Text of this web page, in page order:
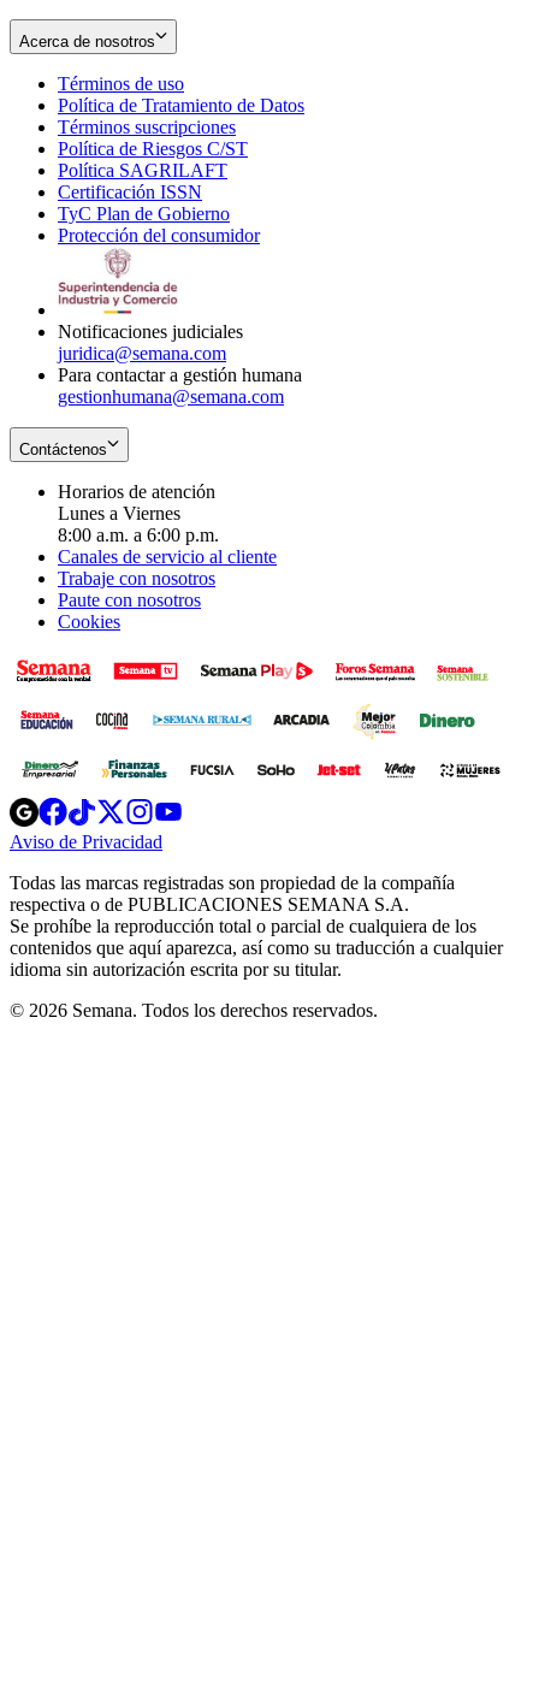
Acerca de nosotros
Términos de uso
in
new
window
Política de Tratamiento de Datos
Términos suscripciones
in
Política de Riesgos C/ST
Política SAGRILAFT
new
window
Certificación ISSN
in
new
TyC Plan de Gobierno
in
Protección del consumidorOpens
Notificaciones judiciales
juridica@semana.com
Para contactar a gestión humana
gestionhumana@semana.com
Contáctenos
Horarios de atención
Lunes a Viernes
8:00 a.m. a 6:00 p.m.
Canales de servicio al cliente
Trabaje con nosotros
Paute con nosotros
Cookies
Opens
in
new
Opens
in
new
Opens
in
new
window
Opens
new
windowwindow
Aviso de Privacidad
new
window
Todas las marcas registradas son propiedad de la compañía
respectiva o de PUBLICACIONES SEMANA S.A.
Se prohíbe la reproducción total o parcial de cualquiera de los
contenidos que aquí aparezca, así como su traducción a cualquier
idioma sin autorización escrita por su titular.
© 2026 Semana. Todos los derechos reservados.